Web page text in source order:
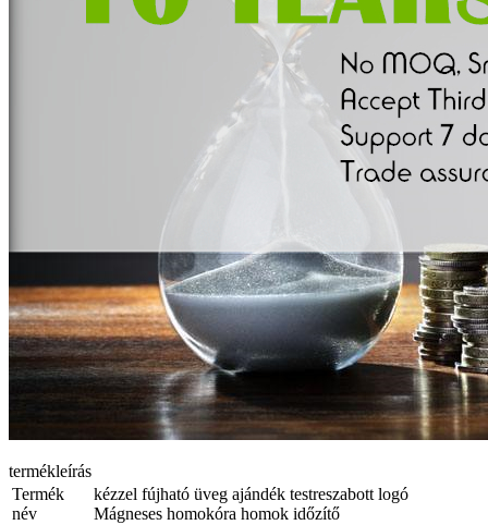
termékleírás
Termék
név
kézzel fújható üveg ajándék testreszabott logó
Mágneses homokóra homok időzítő